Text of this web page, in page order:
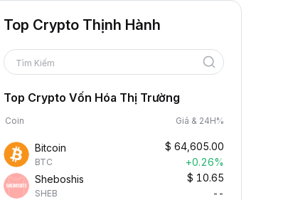
Top Crypto Thịnh Hành
Tìm Kiếm
Top Crypto Vốn Hóa Thị Trường
Coin Giá & 24H%
Bitcoin
BTC
$ 64,605.00
+0.26%
Sheboshis
SHEB
$ 10.65
--